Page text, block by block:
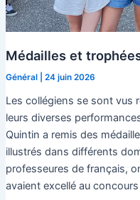
Médailles et
Général| 24 juin 2026
Les collégiens se sont vus
leurs diverses
Quintin a remis des
illustrés dans différents
professeures de français,
avaient excellé au